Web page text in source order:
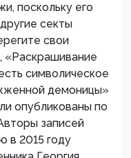
поскольку его
секты
свои
«Раскрашивание
символическое
демоницы»
опубликованы по
записей
в 2015 году